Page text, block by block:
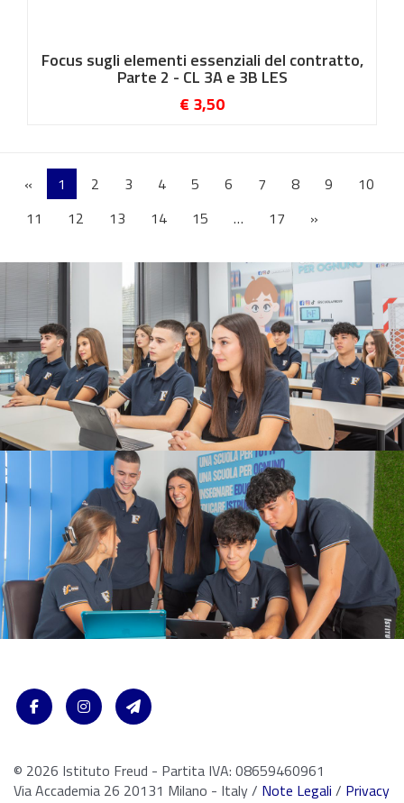
Focus sugli elementi essenziali del contratto,
Parte 2 - CL 3A e 3B LES
€ 3,50
« 1 2 3 4 5 6 7 8 9
10
11
12 13 14 15 … 17 »
© 2026 Istituto Freud - Partita IVA: 08659460961
Via Accademia 26 20131 Milano - Italy / Note Legali / Privacy